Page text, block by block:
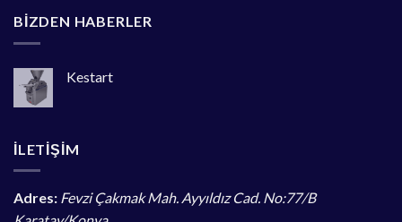
BIZDEN HABERLER
Kestart
İLETİŞİM
Adres: Fevzi Çakmak Mah. Ayyıldız Cad. No:77/B